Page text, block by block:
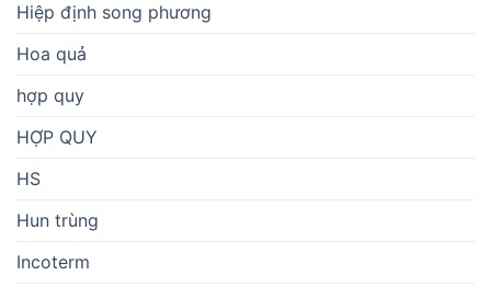
Hiệp định song phương
Hoa quả
hợp quy
HỢP QUY
HS
Hun trùng
Incoterm